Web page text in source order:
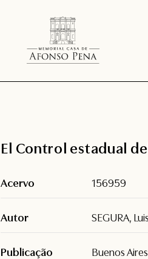
El Control estadual
Acervo 156959
Autor SEGURA,
Publicação Buenos